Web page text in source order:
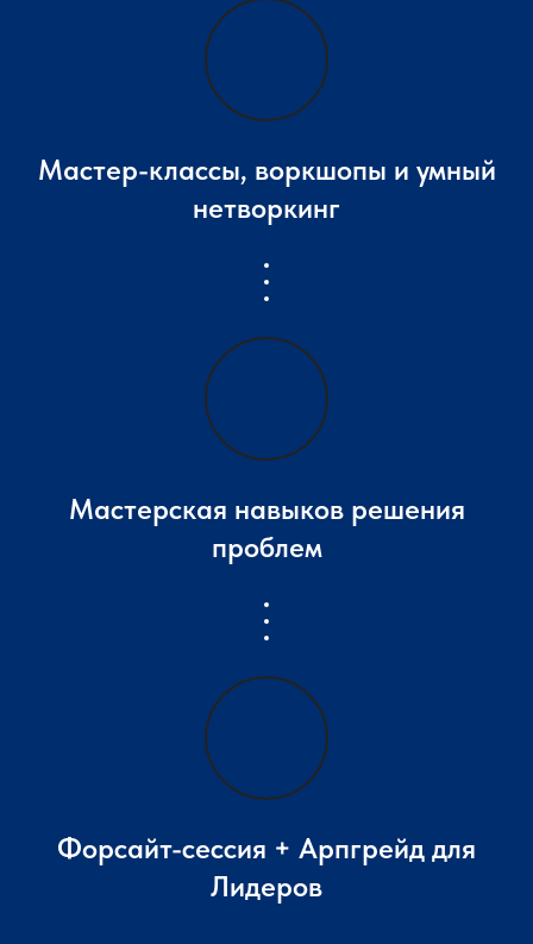
Мастер-классы, воркшопы и умный
нетворкинг
Мастерская навыков решения
проблем
Форсайт-сессия + Арпгрейд для
Лидеров